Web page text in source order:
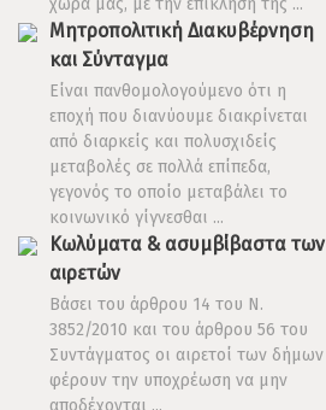
χώρα μας, με την επίκληση της ...
Μητροπολιτική Διακυβέρνηση
και Σύνταγμα
Είναι πανθομολογούμενο ότι η
εποχή που διανύουμε διακρίνεται
από διαρκείς και πολυσχιδείς
μεταβολές σε πολλά επίπεδα,
γεγονός το οποίο μεταβάλει το
κοινωνικό γίγνεσθαι ...
Κωλύματα & ασυμβίβαστα των
αιρετών
Βάσει του άρθρου 14 του Ν.
3852/2010 και του άρθρου 56 του
Συντάγματος οι αιρετοί των δήμων
φέρουν την υποχρέωση να μην